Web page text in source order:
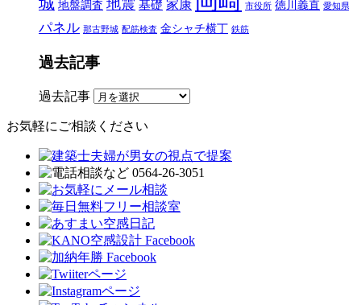
城 地盤調査 地震 基礎 家康 市役所 徳川義直 愛知
パネル 那古野城 配筋検査 金シャチ横丁 鉄筋
過去記事
過去記事
お気軽にご相談ください